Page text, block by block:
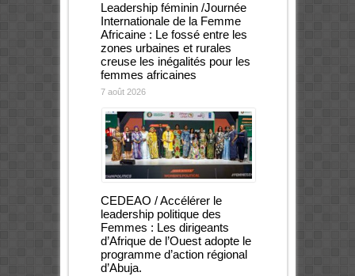
Leadership féminin /Journée
Internationale de la Femme
Africaine : Le fossé entre les
zones urbaines et rurales
creuse les inégalités pour les
femmes africaines
7 août 2026
CEDEAO / Accélérer le
leadership politique des
Femmes : Les dirigeants
d’Afrique de l’Ouest adopte le
programme d’action régional
d’Abuja.